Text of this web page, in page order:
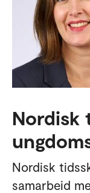
Nordisk
samarbeid